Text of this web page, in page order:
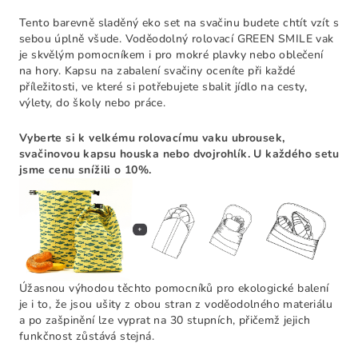
Tento barevně sladěný eko set na svačinu budete chtít vzít s
sebou úplně všude. Voděodolný rolovací GREEN SMILE vak
je skvělým pomocníkem i pro mokré plavky nebo oblečení
na hory. Kapsu na zabalení svačiny oceníte při každé
příležitosti, ve které si potřebujete sbalit jídlo na cesty,
výlety, do školy nebo práce.
Vyberte si k velkému rolovacímu vaku ubrousek,
svačinovou kapsu houska nebo dvojrohlík. U každého setu
jsme cenu snížili o 10%.
Úžasnou výhodou těchto pomocníků pro ekologické balení
je i to, že jsou ušity z obou stran z voděodolného materiálu
a po zašpinění lze vyprat na 30 stupních, přičemž jejich
funkčnost zůstává stejná.